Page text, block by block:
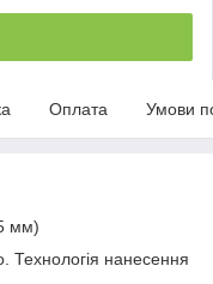
Оплата Умови
мм)
Технологія нанесення